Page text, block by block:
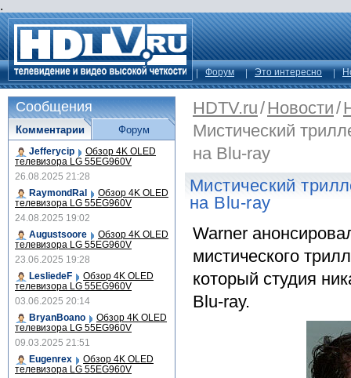
.
Форум Это интересно
HDTV.ru/Новости/
Мистический
на Blu-ray
Мистический
на Blu-ray
Warner
мистического
который студия
Blu-ray.
Сообщения
Комментарии
Jefferycip Обзор 4K OLED
телевизора LG 55EG960V
26.08.2025 21:28
RaymondRal
Обзор 4K OLED
телевизора LG 55EG960V
24.08.2025 19:02
Augustsoore
Обзор 4K OLED
телевизора LG 55EG960V
23.06.2025 19:28
LesliedeF
Обзор 4K OLED
телевизора LG 55EG960V
03.06.2025 20:14
BryanBoano
Обзор 4K OLED
телевизора LG 55EG960V
09.03.2025 21:51
Eugenrex
Обзор 4K OLED
телевизора LG 55EG960V
Форум